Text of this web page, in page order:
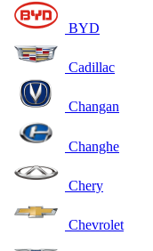
BYD
Cadillac
Changan
Changhe
Chery
Chevrolet